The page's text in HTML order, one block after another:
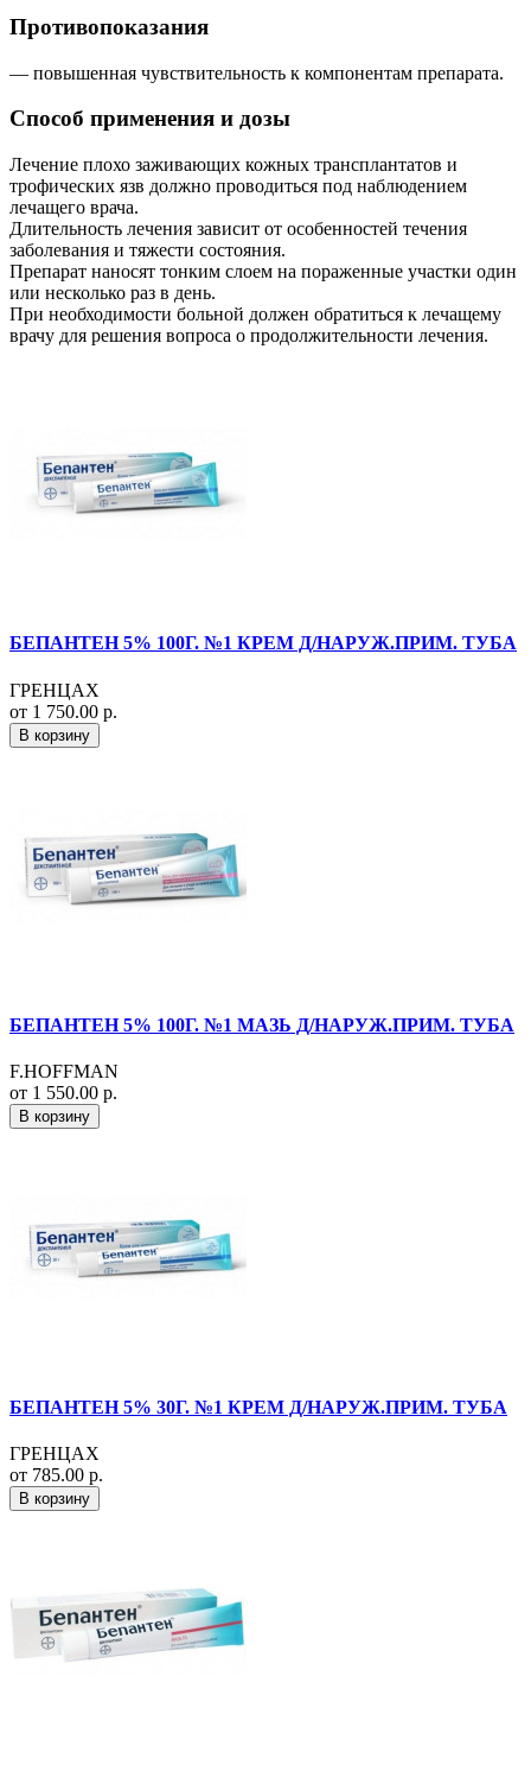
Противопоказания
— повышенная чувствительность к компонентам препарата.
Способ применения и дозы
Лечение плохо заживающих кожных трансплантатов и
трофических язв должно проводиться под наблюдением
лечащего врача.
Длительность лечения зависит от особенностей течения
заболевания и тяжести состояния.
Препарат наносят тонким слоем на пораженные участки один
или несколько раз в день.
При необходимости больной должен обратиться к лечащему
врачу для решения вопроса о продолжительности лечения.
БЕПАНТЕН 5% 100Г. №1 КРЕМ Д/НАРУЖ.ПРИМ. ТУБА
ГРЕНЦАХ
от 1 750.00 р.
В корзину
БЕПАНТЕН 5% 100Г. №1 МАЗЬ Д/НАРУЖ.ПРИМ. ТУБА
F.HOFFMAN
от 1 550.00 р.
В корзину
БЕПАНТЕН 5% 30Г. №1 КРЕМ Д/НАРУЖ.ПРИМ. ТУБА
ГРЕНЦАХ
от 785.00 р.
В корзину